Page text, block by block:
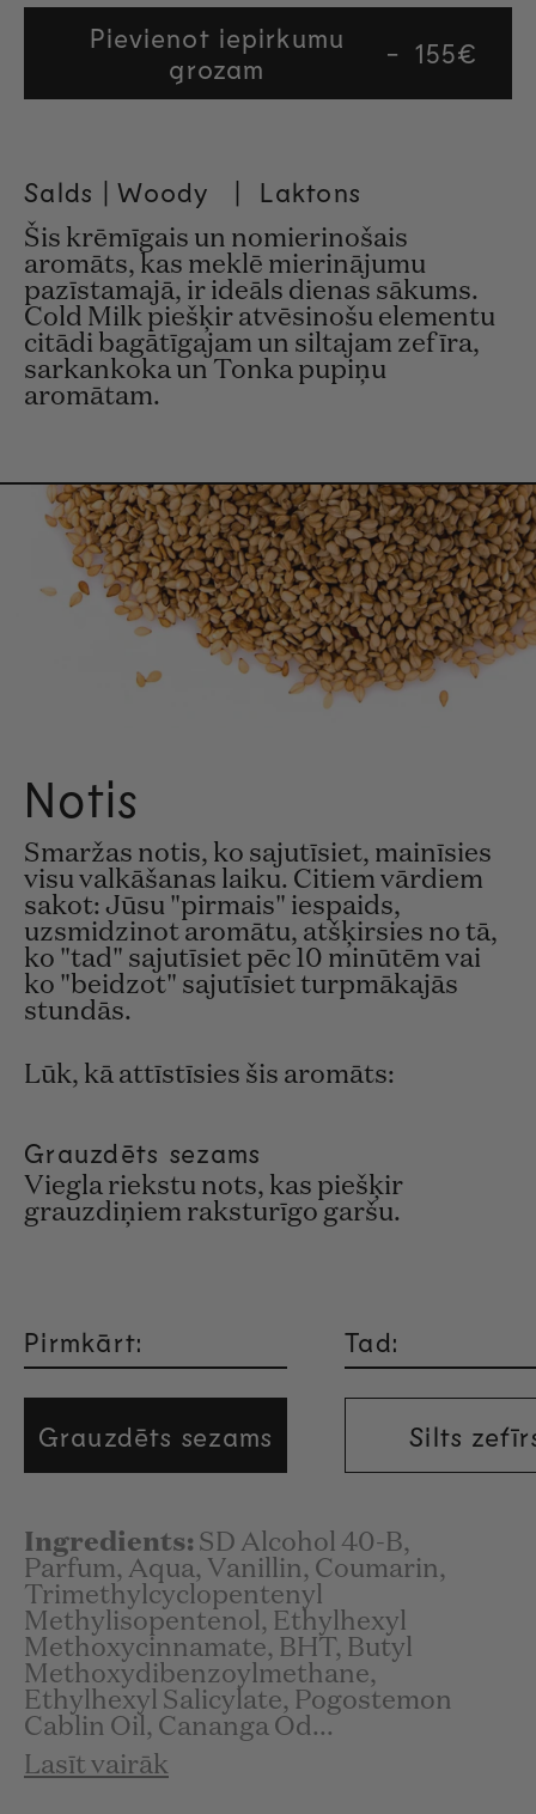
Pievienot iepirkumu
grozam
Regular
155€
Salds | Woody Laktons
Šis krēmīgais un nomierinošais
aromāts, kas meklē mierinājumu
pazīstamajā, ir ideāls dienas sākums.
Cold Milk piešķir atvēsinošu elementu
citādi bagātīgajam un siltajam zefīra,
sarkankoka un Tonka pupiņu
aromātam.
Notis
Smaržas notis, ko sajutīsiet, mainīsies
visu valkāšanas laiku. Citiem vārdiem
sakot: Jūsu "pirmais" iespaids,
uzsmidzinot aromātu, atšķirsies no tā,
ko "tad" sajutīsiet pēc 10 minūtēm vai
ko "beidzot" sajutīsiet turpmākajās
stundās.
Lūk, kā attīstīsies šis aromāts:
Grauzdēts sezams
Viegla riekstu nots, kas piešķir
grauzdiņiem raksturīgo garšu.
Pirmkārt:
Grauzdēts sezams
Tad:
Silts
Ingredients: SD Alcohol 40-B,
Parfum, Aqua, Vanillin, Coumarin,
Trimethylcyclopentenyl
Methylisopentenol, Ethylhexyl
Methoxycinnamate, BHT, Butyl
Methoxydibenzoylmethane,
Ethylhexyl Salicylate, Pogostemon
Cablin Oil, Cananga Od...
Lasīt vairāk